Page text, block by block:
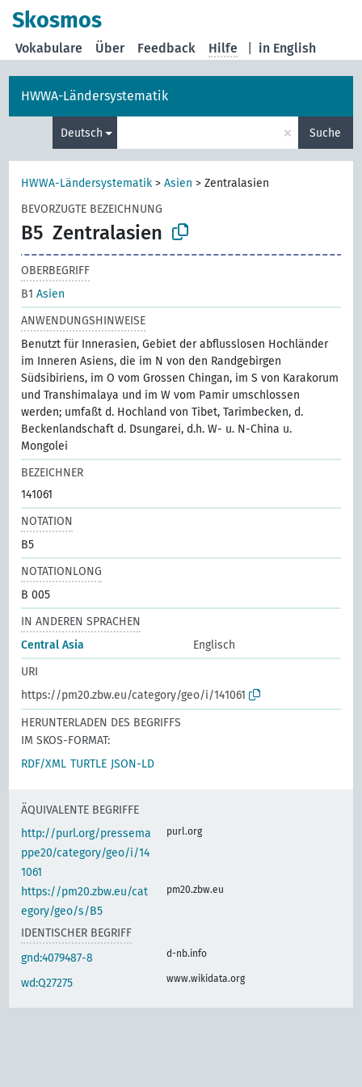
Skosmos
in English
Vokabulare Über Feedback Hilfe
HWWA-Ländersystematik
Deutsch × Suche
HWWA-Ländersystematik >Asien >Zentralasien
BEVORZUGTE BEZEICHNUNG
B5 Zentralasien
OBERBEGRIFF
B1Asien
ANWENDUNGSHINWEISE
Benutzt für Innerasien, Gebiet der abflusslosen Hochländer
im Inneren Asiens, die im N von den Randgebirgen
Südsibiriens, im O vom Grossen Chingan, im S von Karakorum
und Transhimalaya und im W vom Pamir umschlossen
werden; umfaßt d. Hochland von Tibet, Tarimbecken, d.
Beckenlandschaft d. Dsungarei, d.h. W- u. N-China u.
Mongolei
BEZEICHNER
141061
NOTATION
B5
NOTATIONLONG
B 005
IN ANDEREN SPRACHEN
Central Asia
Englisch
URI
https://pm20.zbw.eu/category/geo/i/141061
HERUNTERLADEN DES BEGRIFFS
IM SKOS-FORMAT:
RDF/XML TURTLE JSON-LD
ÄQUIVALENTE BEGRIFFE
http://purl.org/pressema
ppe20/category/geo/i/14
1061
purl.org
https://pm20.zbw.eu/cat
egory/geo/s/B5
pm20.zbw.eu
IDENTISCHER BEGRIFF
gnd:4079487-8
d-nb.info
wd:Q27275 www.wikidata.org